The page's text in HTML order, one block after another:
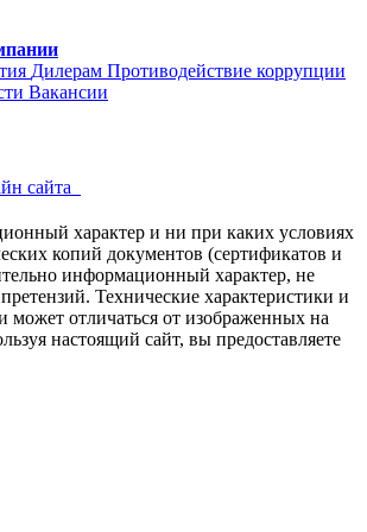
Дилерам Противодействие коррупции
Вакансии
сайта
характер и ни при каких условиях
копий документов (сертификатов и
информационный характер, не
Технические характеристики и
может отличаться от изображенных на
настоящий сайт, вы предоставляете